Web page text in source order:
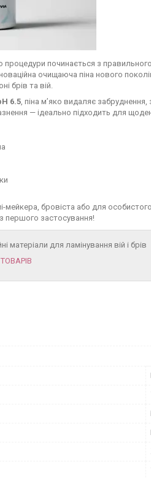
процедури починається з
очищаюча піна нового
брів та вій.
6.5 , піна м’яко видаляє
— ідеально підходить для
мейкера, бровіста або для
першого застосування!
матеріали для ламінування вій і брів